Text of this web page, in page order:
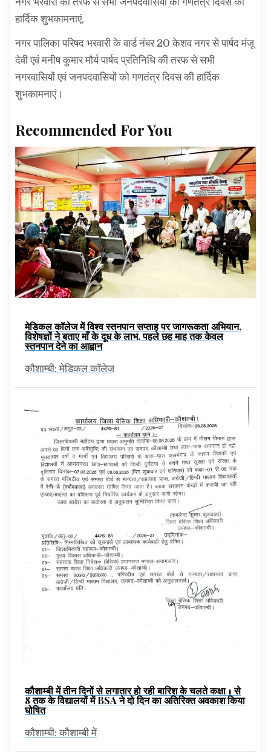
नगर भरवारी की तरफ से सभी जनपदवासियों को गणतंत्र दिवस की
हार्दिक शुभकामनाएं,
नगर पालिका परिषद भरवारी के वार्ड नंबर 20 केशव नगर से पार्षद मंजू
देवी एवं मनीष कुमार मौर्य पार्षद प्रतिनिधि की तरफ से सभी
नगरवासियों एवं जनपदवासियों को गणतंत्र दिवस की हार्दिक
शुभकामनाएं।
Recommended For You
मेडिकल कॉलेज में विश्व स्तनपान सप्ताह पर जागरूकता अभियान,
विशेषज्ञों ने बताए माँ के दूध के लाभ, पहले छह माह तक केवल
स्तनपान देने का आह्वान
कौशाम्बी: मेडिकल कॉलेज
कौशाम्बी में तीन दिनों से लगातार हो रही बारिश के चलते कक्षा 1 से
8 तक के विद्यालयों में BSA ने दो दिन का अतिरिक्त अवकाश किया
घोषित
कौशाम्बी: कौशाम्बी में